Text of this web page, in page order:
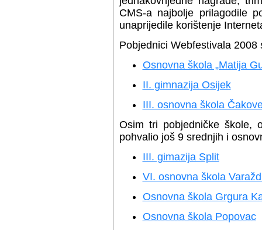
CMS-a najbolje prilagodile
unaprijedile korištenje
Pobjednici Webfestivala 2008
Osnovna škola „Matija
II. gimnazija Osijek
III. osnovna škola
Osim tri pobjedničke škole,
pohvalio još 9 srednjih i
III. gimazija Split
VI. osnovna škola
Osnovna škola Grgura
Osnovna škola Popovac